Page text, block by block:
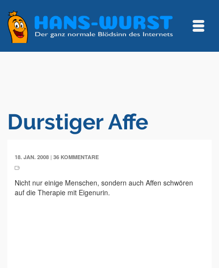
Durstiger Affe
18. JAN. 2008 | 36 KOMMENTARE
Nicht nur einige Menschen, sondern auch Affen schwören
auf die Therapie mit Eigenurin.